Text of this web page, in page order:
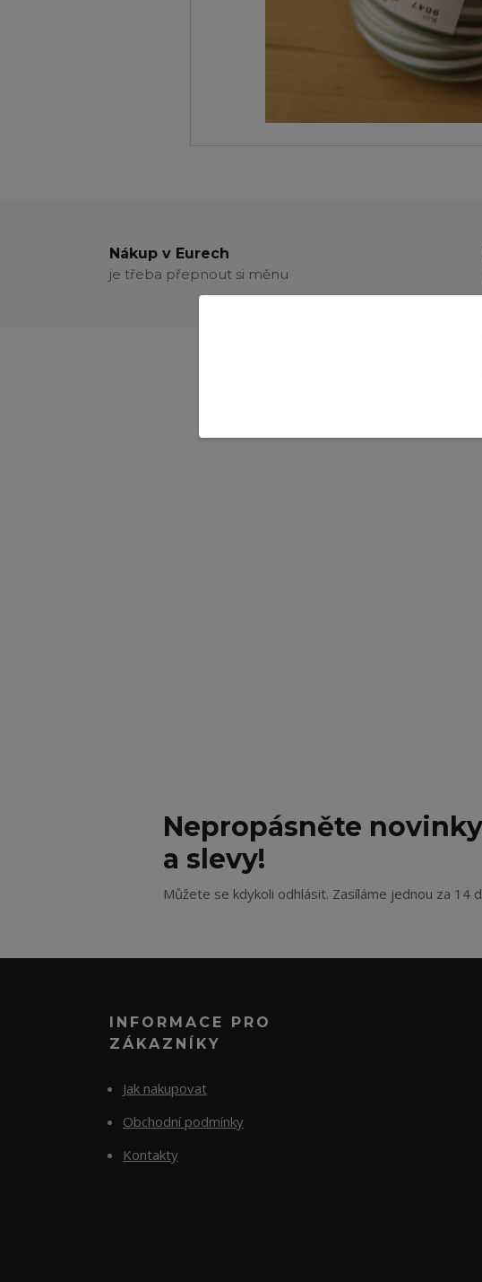
Nákup v Eurech
je třeba přepnout si měnu
Nepropásněte
a slevy!
Můžete se kdykoli odhlásit. Zasíláme jednou za 14
INFORMACE PRO
ZÁKAZNÍKY
Jak nakupovat
Obchodní podmínky
Kontakty